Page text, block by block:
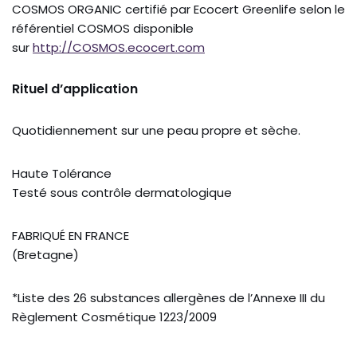
COSMOS ORGANIC certifié par Ecocert Greenlife selon le
référentiel COSMOS disponible
surhttp://COSMOS.ecocert.com
Rituel d’application
Quotidiennement sur une peau propre et sèche.
Haute Tolérance
Testé sous contrôle dermatologique
FABRIQUÉ EN FRANCE
(Bretagne)
*Liste des 26 substances allergènes de l’Annexe III du
Règlement Cosmétique 1223/2009